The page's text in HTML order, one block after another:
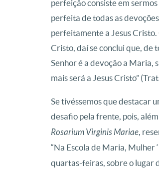
perfeição consiste em
perfeita de todas as
perfeitamente a Jesus
Cristo, daí se conclui que, de
Senhor é a devoção a Maria,
mais será a Jesus Cristo”
Se tivéssemos que destacar
desafio pela frente, pois,
Rosarium Virginis Mariae ,
“Na Escola de Maria, Mulher
quartas-feiras, sobre o lugar